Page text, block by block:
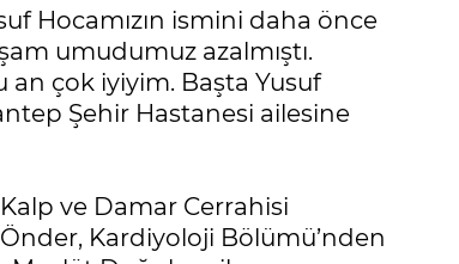
Hocamızın ismini daha önce
umudumuz azalmıştı.
an çok iyiyim. Başta Yusuf
Şehir Hastanesi ailesine
ve Damar Cerrahisi
Kardiyoloji Bölümü’nden